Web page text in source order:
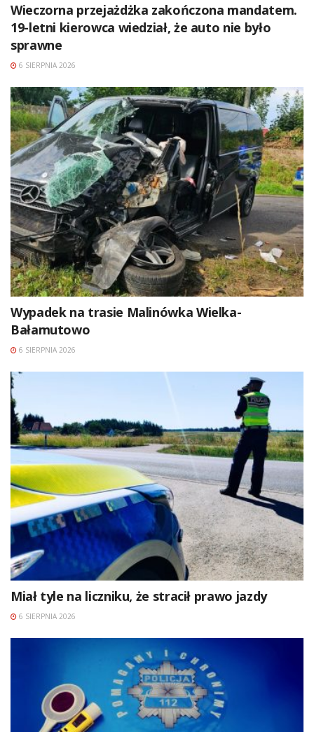
Wieczorna przejażdżka zakończona mandatem.
19-letni kierowca wiedział, że auto nie było
sprawne
6 SIERPNIA 2026
Wypadek na trasie Malinówka Wielka-
Bałamutowo
6 SIERPNIA 2026
Miał tyle na liczniku, że stracił prawo jazdy
6 SIERPNIA 2026